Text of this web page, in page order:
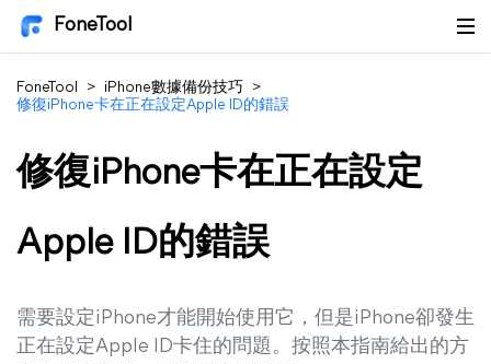
FoneTool
FoneTool > iPhone數據備份技巧
>
修復iPhone卡在正在設定Apple ID的錯誤
修復iPhone卡在正在設定
Apple ID的錯誤
需要設定iPhone才能開始使用它，但是iPhone卻發生
正在設定Apple ID卡住的問題。按照本指南給出的方